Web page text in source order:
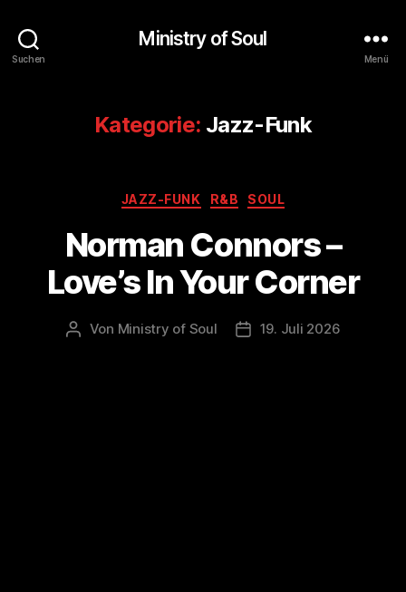
Suchen
Ministry of Soul
Menü
Kategorie: Jazz-Funk
Kategorien
JAZZ-FUNK R&B SOUL
Norman Connors –
Love’s In Your Corner
Beitragsautor
Von Ministry of Soul Veröffentlichungsdatum
19. Juli 2026